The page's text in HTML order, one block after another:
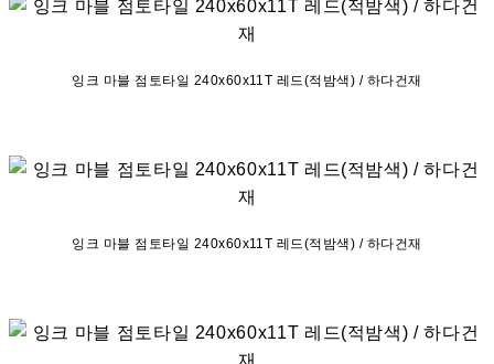
잉크 마블 점토타일 240x60x11T 레드(적밤색) / 하다건재
잉크 마블 점토타일 240x60x11T 레드(적밤색) / 하다건재